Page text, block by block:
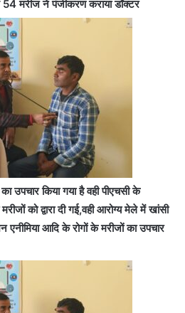
मरीज ने पंजीकरण कराया डॉक्टर
उपचार किया गया है वही पीएचसी के
को द्वारा दी गई,वही आरोग्य मेले में खांसी
एनीमिया आदि के रोगों के मरीजों का उपचार